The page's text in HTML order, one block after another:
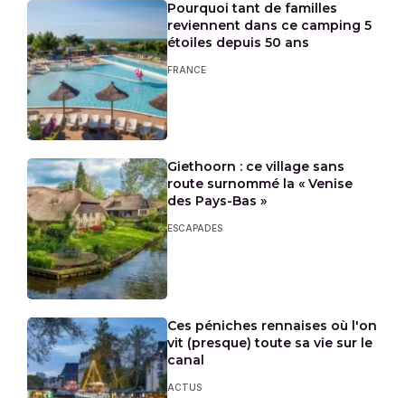
Pourquoi tant de familles
reviennent dans ce camping 5
étoiles depuis 50 ans
FRANCE
Giethoorn : ce village sans
route surnommé la « Venise
des Pays-Bas »
ESCAPADES
Ces péniches rennaises où l'on
vit (presque) toute sa vie sur le
canal
ACTUS